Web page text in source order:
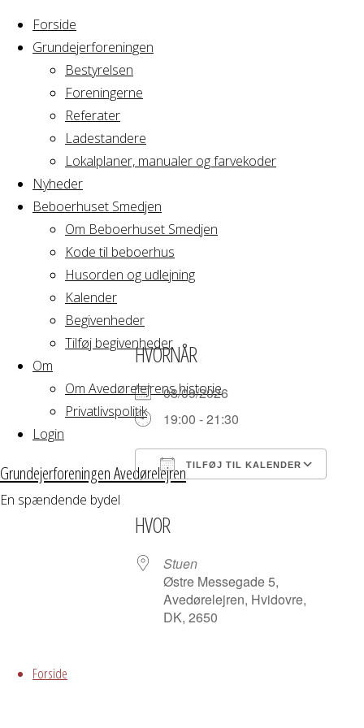
Forside
Grundejerforeningen
Bestyrelsen
Foreningerne
Referater
Ladestandere
Lokalplaner, manualer og farvekoder
Nyheder
Beboerhuset Smedjen
Om Beboerhuset Smedjen
Kode til beboerhus
Husorden og udlejning
Kalender
Begivenheder
Tilføj begivenheder
Om
Om Avedørelejrens historie
Privatlivspolitik
Login
Grundejerforeningen Avedørelejren
En spændende bydel
Forside
Home
Arrangement
GRAVL
Bestyrelse
Arbejdsmøde
GRAVL
Bestyrelse
Arbejdsmøde
HVORNÅR
08/09/2026
19:00 - 21:30
TILFØJ TIL KALENDER
HVOR
Stuen
Østre Messegade 5,
Avedørelejren, Hvidovre,
DK, 2650